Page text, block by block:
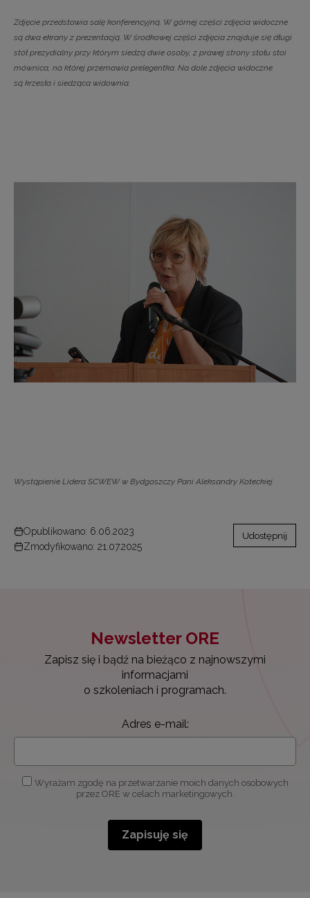
Zdjęcie przedstawia salę konferencyjną. W górnej części zdjęcia widoczne
są dwa ekrany z prezentacją. W środkowej części zdjęcia znajduje się długi
stół prezydialny przy którym siedzą dwie osoby, z prawej strony stołu stoi
mównica, na której przemawia prelegentka. Na dole zdjęcia widoczne
są krzesła i siedząca widownia.
Wystąpienie Lidera SCWEW w Bydgoszczy Pani Aleksandry Koteckiej.
Opublikowano: 6.06.2023
Zmodyfikowano: 21.07.2025
Udostępnij
Newsletter ORE
Zapisz się i bądź na bieżąco z najnowszymi
informacjami
o szkoleniach i programach.
Adres e-mail:
Wyrażam zgodę na przetwarzanie moich danych osobowych
przez ORE w celach marketingowych.
Zapisuję się